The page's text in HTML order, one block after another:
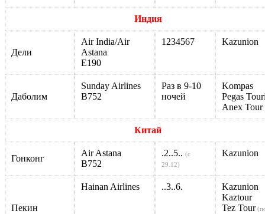
Индия
Дели
Air India/Air
Astana
Е190
1234567 Kazunion
Даболим
Sunday Airlines
B752
Раз в 9-10
ночей
Kompas
Pegas
Anex Tour
Китай
Гонконг
Air Astana
В752
.2..5.. (с
29.12)
Kazunion
Пекин
Hainan Airlines ..3..6.
Kazunion
Kaztour
Tez Tour